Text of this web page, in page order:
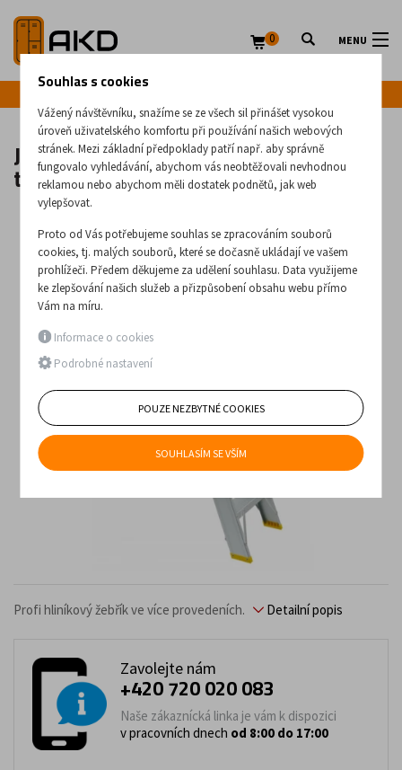
MENU
0
Jednostranný opěrný žebřík 99xx –
typy od 1x6 do 1x12
Profi hliníkový žebřík ve více provedeních. Detailní popis
Zavolejte nám
+420 720 020 083
Naše zákaznícká linka je vám k dispozici
v pracovních dnech od 8:00 do 17:00
Souhlas s cookies
Vážený návštěvníku, snažíme se ze všech sil přinášet vysokou
úroveň uživatelského komfortu při používání našich webových
stránek. Mezi základní předpoklady patří např. aby správně
fungovalo vyhledávání, abychom vás neobtěžovali nevhodnou
reklamou nebo abychom měli dostatek podnětů, jak web
vylepšovat.
Proto od Vás potřebujeme souhlas se zpracováním souborů
cookies, tj. malých souborů, které se dočasně ukládají ve vašem
prohlížeči. Předem děkujeme za udělení souhlasu. Data využijeme
ke zlepšování našich služeb a přizpůsobení obsahu webu přímo
Vám na míru.
Informace o cookies
Podrobné nastavení
POUZE NEZBYTNÉ COOKIES
SOUHLASÍM SE VŠÍM